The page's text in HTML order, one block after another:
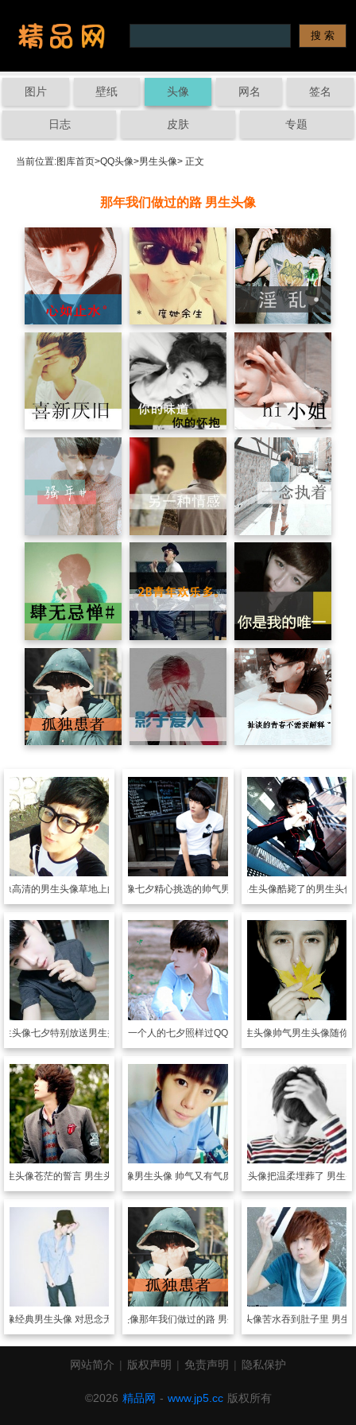
图片 壁纸 头像 网名 签名
日志 皮肤 专题
当前位置:图库首页>QQ头像>男生头像> 正文
那年我们做过的路 男生头像
像高清的男生头像草地上的那抹绿
男生头像七夕精心挑选的帅气男生头像男生头像酷毙了的男生头像
生头像七夕特别放送男生头像
男生头像 一个人的七夕照样过QQ男生头像
男生头像帅气男生头像随你
生头像苍茫的誓言 男生头像
男生头像男生头像 帅气又有气质的帅哥
男生头像把温柔埋葬了 男生
像经典男生头像 对思念无法割舍
男生头像那年我们做过的路 男生头像
男生头像苦水吞到肚子里 男生
网站简介 | 版权声明 | 免责声明 | 隐私保护
©2026 精品网 - www.jp5.cc 版权所有